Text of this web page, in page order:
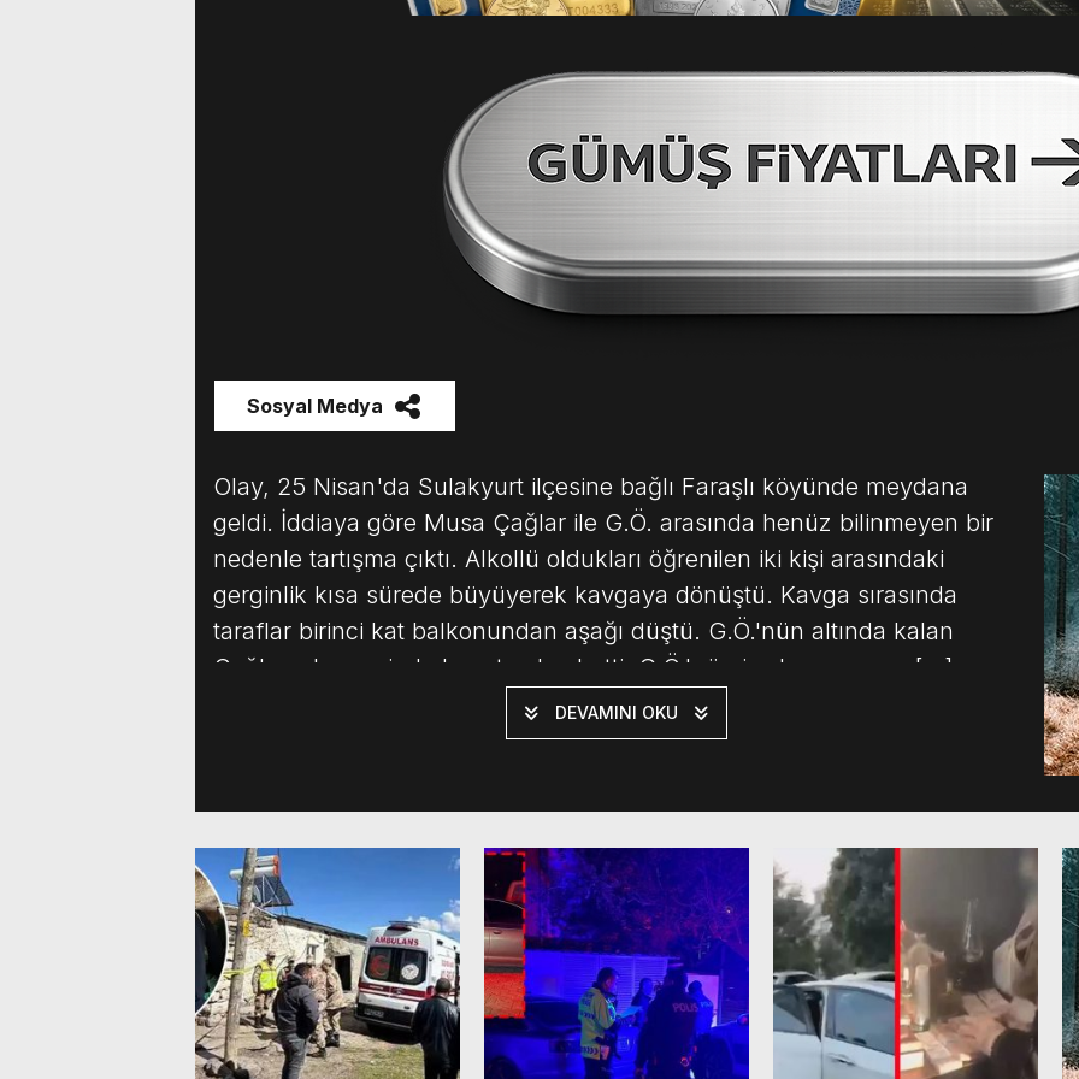
Sosyal Medya
Olay, 25 Nisan'da Sulakyurt ilçesine bağlı Faraşlı köyünde meydana
geldi. İddiaya göre Musa Çağlar ile G.Ö. arasında henüz bilinmeyen bir
nedenle tartışma çıktı. Alkollü oldukları öğrenilen iki kişi arasındaki
gerginlik kısa sürede büyüyerek kavgaya dönüştü. Kavga sırasında
taraflar birinci kat balkonundan aşağı düştü. G.Ö.'nün altında kalan
Çağlar, olay yerinde hayatını kaybetti. G.Ö.'nün ise kazayı yara […]
DEVAMINI OKU